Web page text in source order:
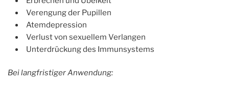
Verengung der Pupillen
Atemdepression
Verlust von sexuellem Verlangen
Unterdrückung des Immunsystems
Bei langfristiger Anwendung: